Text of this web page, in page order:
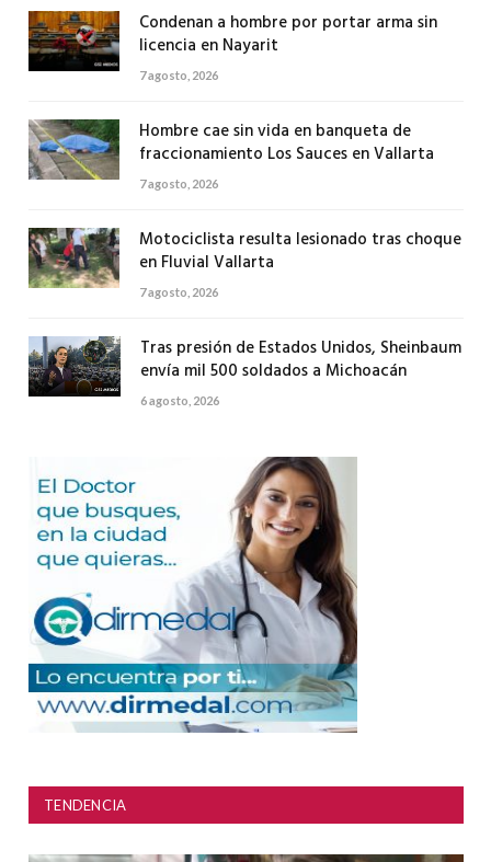
Condenan a hombre por portar arma sin
licencia en Nayarit
7 agosto, 2026
Hombre cae sin vida en banqueta de
fraccionamiento Los Sauces en Vallarta
7 agosto, 2026
Motociclista resulta lesionado tras choque
en Fluvial Vallarta
7 agosto, 2026
Tras presión de Estados Unidos, Sheinbaum
envía mil 500 soldados a Michoacán
6 agosto, 2026
TENDENCIA